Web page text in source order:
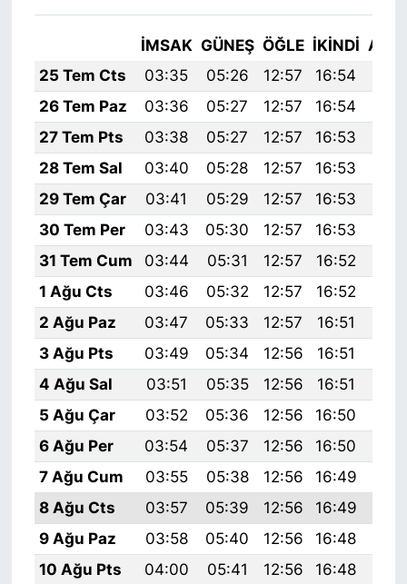
İMSAK GÜNEŞ ÖĞLE İKINDI
25 Tem Cts
03:35 05:26 12:57 16:54
26 Tem Paz
03:36 05:27 12:57 16:54
27 Tem Pts
03:38 05:27 12:57 16:53
28 Tem Sal
03:40 05:28 12:57 16:53
29 Tem Çar
03:41 05:29 12:57 16:53
30 Tem Per
03:43 05:30 12:57 16:53
31 Tem Cum
03:44 05:31 12:57 16:52
1 Ağu Cts
03:46 05:32 12:57 16:52
2 Ağu Paz
03:47 05:33 12:57 16:51
3 Ağu Pts
03:49 05:34 12:56 16:51
4 Ağu Sal
03:51 05:35 12:56 16:51
5 Ağu Çar
03:52 05:36 12:56 16:50
6 Ağu Per
03:54 05:37 12:56 16:50
7 Ağu Cum
03:55 05:38 12:56 16:49
8 Ağu Cts
03:57 05:39 12:56 16:49
9 Ağu Paz
03:58 05:40 12:56 16:48
10 Ağu Pts
04:00 05:41 12:56 16:48